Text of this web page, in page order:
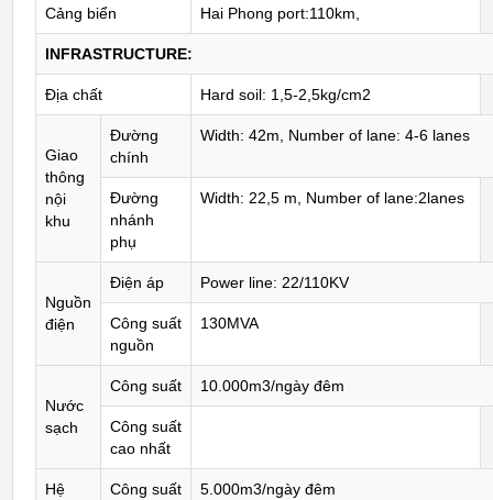
Cảng biển Hai Phong port:110km,
INFRASTRUCTURE:
Địa chất Hard soil: 1,5-2,5kg/cm2
Giao
thông
nội
khu
Đường
chính
Width: 42m, Number of lane: 4-6 lanes
Đường
nhánh
phụ
Width: 22,5 m, Number of lane:2lanes
Nguồn
điện
Điện áp Power line: 22/110KV
Công suất
nguồn
130MVA
Nước
sạch
Công suất 10.000m3/ngày đêm
Công suất
cao nhất
Hệ
Công suất 5.000m3/ngày đêm